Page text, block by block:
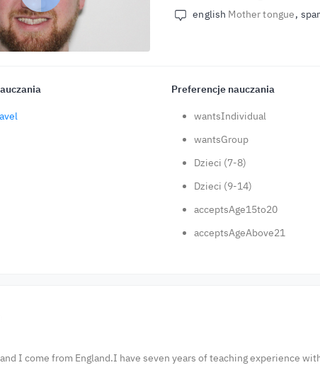
english Mother tongue
Preferencje nauczania
wantsIndividual
wantsGroup
Dzieci (7-8)
Dzieci (9-14)
acceptsAge15to20
acceptsAgeAbove21
I come from England.I have seven years of teaching experience